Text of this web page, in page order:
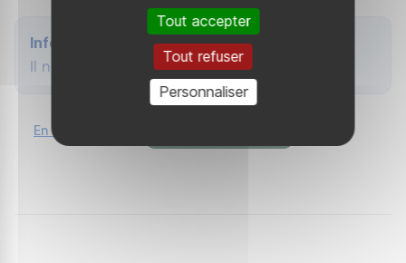
prolongées. Un apport modéré de compost au
printemps suffira à sa santé. En général, ce
Délosperme n'a pas de besoins spécifiques en
engrais.
Info
Il n'y a aucun avis
En savoir plus
Tout accepter
Tout refuser
Personnaliser